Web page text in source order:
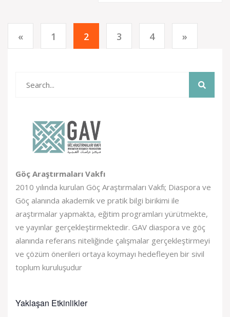
« 1 2 3 4 »
Göç Araştırmaları Vakfı
2010 yılında kurulan Göç Araştırmaları Vakfı; Diaspora ve
Göç alanında akademik ve pratik bilgi birikimi ile
araştırmalar yapmakta, eğitim programları yürütmekte,
ve yayınlar gerçekleştirmektedir. GAV diaspora ve göç
alanında referans niteliğinde çalışmalar gerçekleştirmeyi
ve çözüm önerileri ortaya koymayı hedefleyen bir sivil
toplum kuruluşudur
Yaklaşan Etkinlikler